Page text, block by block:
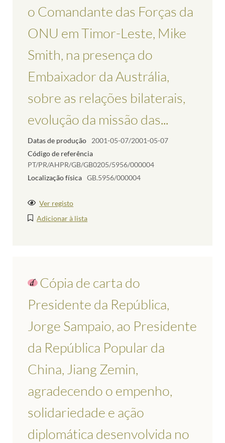
o Comandante das Forças da
ONU em Timor-Leste, Mike
Smith, na presença do
Embaixador da Austrália,
sobre as relações bilaterais,
evolução da missão das...
Datas de produção
2001-05-07/2001-05-07
Código de referência
PT/PR/AHPR/GB/GB0205/5956/000004
Localização física GB.5956/000004
Ver registo
Adicionar à lista
Cópia de carta do
Presidente da República,
Jorge Sampaio, ao Presidente
da República Popular da
China, Jiang Zemin,
agradecendo o empenho,
solidariedade e ação
diplomática desenvolvida no